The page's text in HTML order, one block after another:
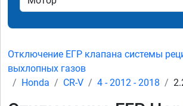
Отключение ЕГР клапана системы
выхлопных газов
Honda
CR-V 4 - 2012 - 2018